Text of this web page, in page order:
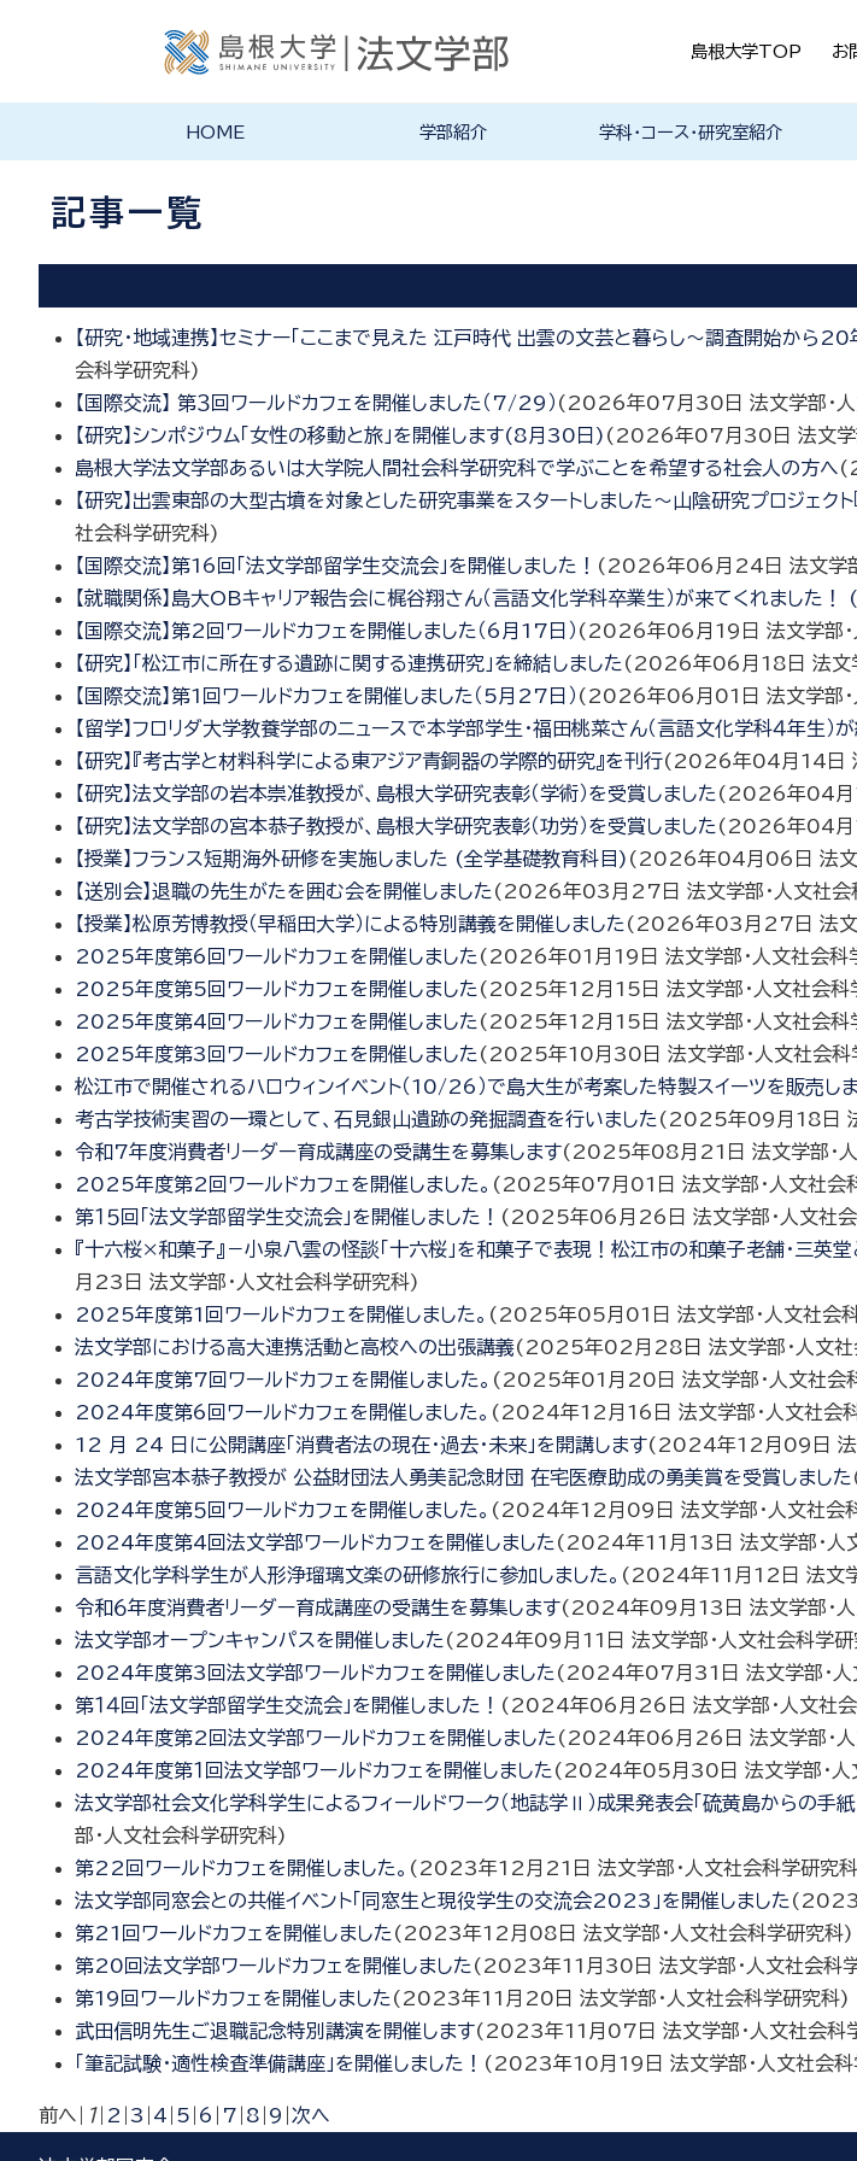
島根大学TOP お
HOME 学部紹介 学科・コース・研究室紹介
記事一覧
【研究・地域連携】セミナー「ここまで見えた 江戸時代 出雲の文芸と暮らし～調査開始から
会科学研究科)
【国際交流】 第３回ワールドカフェを開催しました（7/29） ( 2026年07月30日 法文学部・
【研究】シンポジウム「女性の移動と旅」を開催します(8月30日) ( 2026年07月30日 法文
島根大学法文学部あるいは大学院人間社会科学研究科で学ぶことを希望する社会人の方へ(
【研究】出雲東部の大型古墳を対象とした研究事業をスタートしました～山陰研究プロジェク
社会科学研究科)
【国際交流】第16回「法文学部留学生交流会」を開催しました！ ( 2026年06月24日 法文学
【就職関係】島大OBキャリア報告会に梶谷翔さん（言語文化学科卒業生）が来てくれました
【国際交流】第2回ワールドカフェを開催しました（6月17日） ( 2026年06月19日 法文学部
【研究】「松江市に所在する遺跡に関する連携研究」を締結しました ( 2026年06月18日 法文
【国際交流】第1回ワールドカフェを開催しました（5月27日） ( 2026年06月01日 法文学部
【留学】フロリダ大学教養学部のニュースで本学部学生・福田桃菜さん（言語文化学科４年生）
【研究】『考古学と材料科学による東アジア青銅器の学際的研究』を刊行( 2026年04月14日
【研究】法文学部の岩本崇准教授が、島根大学研究表彰（学術）を受賞しました ( 2026年04月
【研究】法文学部の宮本恭子教授が、島根大学研究表彰（功労）を受賞しました ( 2026年04月
【授業】フランス短期海外研修を実施しました (全学基礎教育科目) ( 2026年04月06日 法
【送別会】退職の先生がたを囲む会を開催しました ( 2026年03月27日 法文学部・人文社
【授業】松原芳博教授（早稲田大学）による特別講義を開催しました ( 2026年03月27日 法
2025年度第6回ワールドカフェを開催しました ( 2026年01月19日 法文学部・人文社会科
2025年度第5回ワールドカフェを開催しました ( 2025年12月15日 法文学部・人文社会
2025年度第4回ワールドカフェを開催しました ( 2025年12月15日 法文学部・人文社会
2025年度第3回ワールドカフェを開催しました ( 2025年10月30日 法文学部・人文社会
松江市で開催されるハロウィンイベント（10/26）で島大生が考案した特製スイーツを販売し
考古学技術実習の一環として、石見銀山遺跡の発掘調査を行いました ( 2025年09月18日
令和7年度消費者リーダー育成講座の受講生を募集します( 2025年08月21日 法文学部・
2025年度第2回ワールドカフェを開催しました。 ( 2025年07月01日 法文学部・人文社会
第１５回「法文学部留学生交流会」を開催しました！ ( 2025年06月26日 法文学部・人文社
『十六桜×和菓子』－小泉八雲の怪談「十六桜」を和菓子で表現！松江市の和菓子老舗・三英
月23日 法文学部・人文社会科学研究科)
2025年度第1回ワールドカフェを開催しました。 ( 2025年05月01日 法文学部・人文社会
法文学部における高大連携活動と高校への出張講義( 2025年02月28日 法文学部・人文
2024年度第7回ワールドカフェを開催しました。 ( 2025年01月20日 法文学部・人文社会
2024年度第6回ワールドカフェを開催しました。 ( 2024年12月16日 法文学部・人文社会
12 月 24 日に公開講座「消費者法の現在・過去・未来」を開講します( 2024年12月09日
法文学部宮本恭子教授が 公益財団法人勇美記念財団 在宅医療助成の勇美賞を受賞しました
2024年度第５回ワールドカフェを開催しました。 ( 2024年12月09日 法文学部・人文社会
2024年度第4回法文学部ワールドカフェを開催しました ( 2024年11月13日 法文学部・
言語文化学科学生が人形浄瑠璃文楽の研修旅行に参加しました。 ( 2024年11月12日 法文
令和６年度消費者リーダー育成講座の受講生を募集します( 2024年09月13日 法文学部・
法文学部オープンキャンパスを開催しました ( 2024年09月11日 法文学部・人文社会科学
2024年度第3回法文学部ワールドカフェを開催しました ( 2024年07月31日 法文学部・
第１４回「法文学部留学生交流会」を開催しました！ ( 2024年06月26日 法文学部・人文社
2024年度第2回法文学部ワールドカフェを開催しました ( 2024年06月26日 法文学部・
2024年度第１回法文学部ワールドカフェを開催しました ( 2024年05月30日 法文学部・
法文学部社会文化学科学生によるフィールドワーク（地誌学Ⅱ）成果発表会「硫黄島からの手
部・人文社会科学研究科)
第22回ワールドカフェを開催しました。 ( 2023年12月21日 法文学部・人文社会科学研究科
法文学部同窓会との共催イベント「同窓生と現役学生の交流会2023」を開催しました ( 2023
第21回ワールドカフェを開催しました ( 2023年12月08日 法文学部・人文社会科学研究科)
第20回法文学部ワールドカフェを開催しました ( 2023年11月30日 法文学部・人文社会科
第19回ワールドカフェを開催しました ( 2023年11月20日 法文学部・人文社会科学研究科)
武田信明先生ご退職記念特別講演を開催します( 2023年11月07日 法文学部・人文社会科
「筆記試験・適性検査準備講座」を開催しました！ ( 2023年10月19日 法文学部・人文社会
前へ 1 2 3 4 5 6 7 8 9 次へ